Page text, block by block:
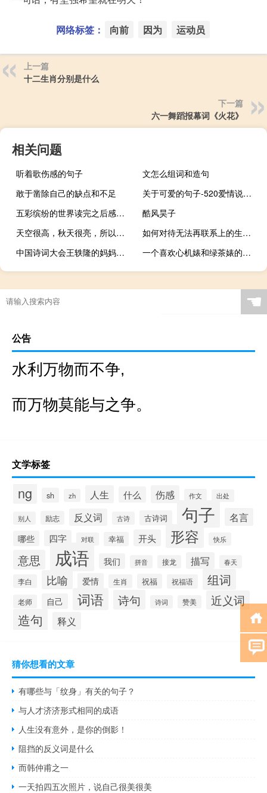
网络标签： 向前 因为 运动员
上一篇
十二生肖分别是什么
下一篇
六一舞蹈报幕词《火花》
相关问题
听着歌伤感的句子
文怎么组词和造句
敢于凿除自己的缺点和不足
关于可爱的句子-520爱情说说可爱撩人带图片 2020年520表达爱意的句子
五彩缤纷的世界读完之后感觉单词和句子都不错
酷风昊子
天空很高，秋天很亮，所以你可以闻到它。
如何对待无法再联系上的生死之交古诗
中国诗词大会王轶隆的妈妈怎么了
一个喜欢心机婊和绿茶婊的人现在不喜欢
☚
公告
水利万物而不争,
而万物莫能与之争。
文学标签
ng sh zh 人生 什么 伤感 作文 出处
别人 励志 反义词 古诗 古诗词 句子 名言
哪些 四字 对联 幸福 开头 形容 快乐
意思 成语 我们 拼音 接龙 描写 春天
李白 比喻 爱情 生肖 祝福 祝福语 组词
老师 自己 词语 诗句 诗词 赞美 近义词
造句 释义
猜你想看的文章
有哪些与「纹身」有关的句子？
与人才济济形式相同的成语
人生没有意外，是你的倒影！
阻挡的反义词是什么
而韩仲甫之一
一天拍四五次照片，说自己很美很美